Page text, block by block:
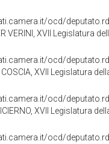
ocd/
VERINI, XVII Legislatura
ocd/
COSCIA, XVII Legislatura
ocd/
XVII Legislatura
ocd/